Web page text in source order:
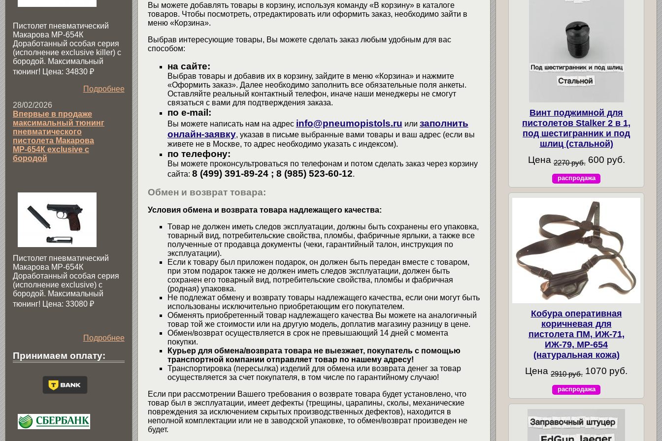
Вы можете добавлять товары в корзину, используя команду «В корзину» в каталоге
товаров. Чтобы посмотреть, отредактировать или оформить заказ, необходимо зайти в
меню «Корзина».
Выбрав интересующие товары, Вы можете сделать заказ любым удобным для вас
способом:
на сайте:
Выбрав товары и добавив их в корзину, зайдите в меню «Корзина» и нажмите
«Оформить заказ». Далее необходимо заполнить все обязательные поля анкеты.
Оставляйте реальный контактный телефон, иначе наши менеджеры не смогут
связаться с вами для подтверждения заказа.
по e-mail:
Вы можете написать нам на адрес info@pneumopistols.ru или заполнить
онлайн-заявку, указав в письме выбранные вами товары и ваш адрес (если вы
живете не в Москве, то адрес необходимо указать с индексом).
по телефону:
Вы можете проконсультроваться по телефонам и потом сделать заказ через корзину
сайта: 8 (499) 391-89-24 ; 8 (985) 523-60-12.
Обмен и возврат товара:
Условия обмена и возврата товара надлежащего качества:
Товар не должен иметь следов эксплуатации, должны быть сохранены его упаковка,
товарный вид, потребительские свойства, пломбы, фабричные ярлыки, а также все
полученные от продавца документы (чеки, гарантийный талон, инструкция по
эксплуатации).
Если к товару был приложен подарок, он должен быть передан вместе с товаром,
при этом подарок также не должен иметь следов эксплуатации, должен быть
сохранен его товарный вид, потребительские свойства, пломбы и фабричная
(родная) упаковка.
Не подлежат обмену и возврату товары надлежащего качества, если они могут быть
использованы исключительно приобретающим его покупателем.
Обменять приобретенный товар надлежащего качества Вы можете на аналогичный
товар той же стоимости или на другую модель, доплатив магазину разницу в цене.
Обмен/возврат осуществляется в срок не превышающий 14 дней с момента
покупки.
Курьер для обмена/возврата товара не выезжает, покупатель с помощью
транспортной компании отправляет товар по нашему адресу!
Транспортировка (пересылка) изделий для обмена или возврата денег за товар
осуществляется за счет покупателя, в том числе по гарантийному случаю!
Если при рассмотрении Вашего требования о возврате товара будет установлено, что
товар был в эксплуатации, имеет дефекты (трещины, царапины, сколы, механические
повреждения за исключением скрытых производственных дефектов), находится в
неполной комплектации или не в заводской упаковке, то обмен/возврат произведен не
будет.
Пистолет пневматический
Макарова МР-654К
Доработанный особая серия
(исполнение exclusive killer) с
бородой. Максимальный
тюнинг! Цена: 34830 ₽
Подробнее
28/02/2026
Впервые в продаже
максимальный тюнинг
пневматического
пистолета Макарова
МР-654К exclusive с
бородой
Пистолет пневматический
Макарова МР-654К
Доработанный особая серия
(исполнение exclusive) c
бородой. Максимальный
тюнинг! Цена: 33080 ₽
Подробнее
Принимаем оплату:
Винт поджимной для
пистолетов Stalker 2 в 1,
под шестигранник и под
шлиц (стальной)
Цена 2270 руб. 600 руб.
распродажа
Кобура оперативная
коричневая для
пистолета ПМ, ИЖ-71,
ИЖ-79, МР-654
(натуральная кожа)
Цена 2910 руб. 1070 руб.
распродажа